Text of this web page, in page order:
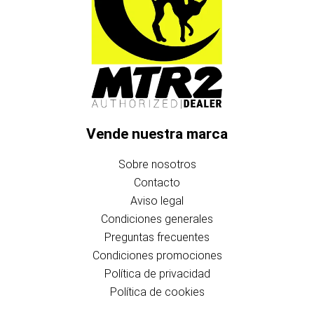
Vende nuestra marca
Sobre nosotros
Contacto
Aviso legal
Condiciones generales
Preguntas frecuentes
Condiciones promociones
Política de privacidad
Política de cookies